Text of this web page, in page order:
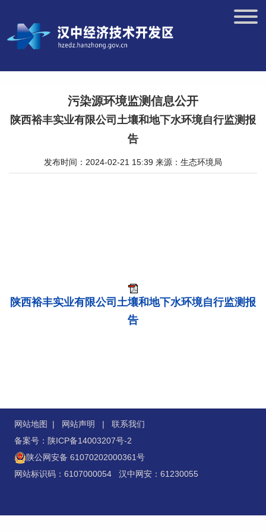
污染源环境监测信息公开
陕西裕丰实业有限公司土壤和地下水环境自行监测报
告
发布时间：2024-02-21 15:39 来源：生态环境局
陕西裕丰实业有限公司土壤和地下水环境自行监测报
告
网站地图 | 网站声明 | 联系我们
备案号：陕ICP备14003207号-2
陕公网安备 61070202000361号
网站标识码：6107000054 汉中网安：61230055